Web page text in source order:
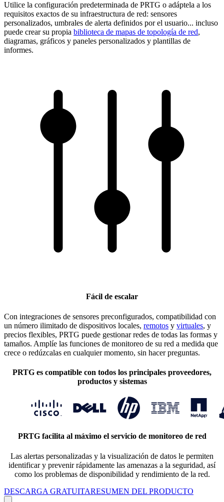
Utilice la configuración predeterminada de PRTG o adáptela a los
requisitos exactos de su infraestructura de red: sensores
personalizados, umbrales de alerta definidos por el usuario... incluso
puede crear su propia biblioteca de mapas de topología de red,
diagramas, gráficos y paneles personalizados y plantillas de
informes.
Fácil de escalar
Con integraciones de sensores preconfigurados, compatibilidad con
un número ilimitado de dispositivos locales, remotos y virtuales, y
precios flexibles, PRTG puede gestionar redes de todas las formas y
tamaños. Amplíe las funciones de monitoreo de su red a medida que
crece o redúzcalas en cualquier momento, sin hacer preguntas.
PRTG es compatible con todos los principales proveedores,
productos y sistemas
PRTG facilita al máximo el servicio de monitoreo de red
Las alertas personalizadas y la visualización de datos le permiten
identificar y prevenir rápidamente las amenazas a la seguridad, así
como los problemas de disponibilidad y rendimiento de la red.
DESCARGA GRATUITARESUMEN DEL PRODUCTO